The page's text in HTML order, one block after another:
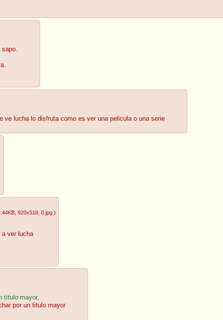
sapo.
ve lucha lo disfruta como es ver una pelicula o una serie
, 920x518 , 0.jpg )
a ver lucha
título mayor,
por un titulo mayor